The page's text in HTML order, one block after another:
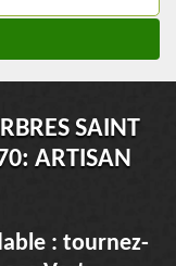
SAINT
ARTISAN
: tournez-